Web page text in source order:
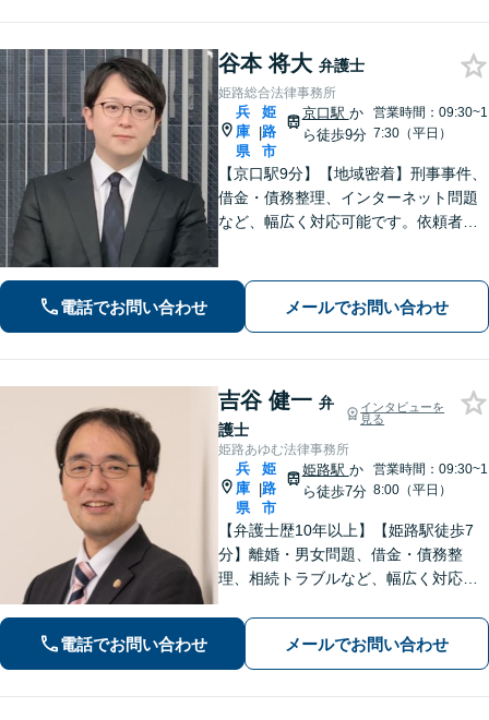
谷本 将大 弁護士
姫路総合法律事務所
兵
庫
県
|
姫
路
市
京口駅 か
ら徒歩9分
営業時間：09:30~1
7:30（平日）
【京口駅9分】【地域密着】刑事事件、
借金・債務整理、インターネット問題
など、幅広く対応可能です。依頼者さ
ます。また、問題となっている背景事
情にも気を配り、根本的な解決を目指
電話でお問い合わせ メールでお問い合わせ
吉谷 健一 弁
護士
インタビューを
見る
姫路あゆむ法律事務所
兵
庫
県
|
姫
路
市
姫路駅 か
ら徒歩7分
営業時間：09:30~1
8:00（平日）
【弁護士歴10年以上】【姫路駅徒歩7
分】離婚・男女問題、借金・債務整
理、相続トラブルなど、幅広く対応可
すい説明を心がけています。依頼者さ
まの置かれている状況と希望に沿った
最善の解決を目指します。
電話でお問い合わせ メールでお問い合わせ